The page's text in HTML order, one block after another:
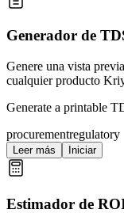
Generador de
Genere una vista
cualquier producto
Generate a printable
procurementregulatory
Leer más Iniciar
Estimador de